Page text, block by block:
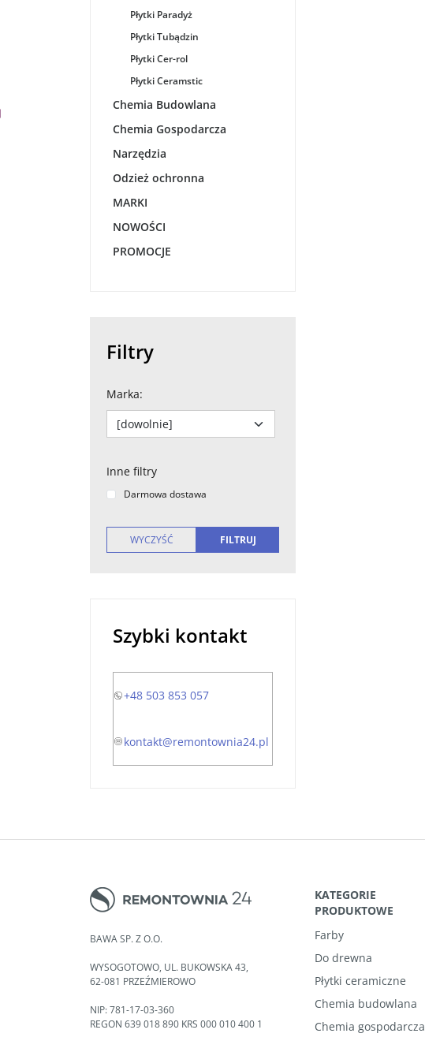
Płytki Paradyż
Płytki Tubądzin
Płytki Cer-rol
Płytki Ceramstic
Chemia Budowlana
Chemia Gospodarcza
Narzędzia
Odzież ochronna
MARKI
NOWOŚCI
PROMOCJE
Filtry
Marka:
Inne filtry
Darmowa dostawa
Szybki kontakt
+48 503 853 057
kontakt@remontownia24.pl
BAWA SP. Z O.O.
WYSOGOTOWO, UL. BUKOWSKA 43,
62-081 PRZEŹMIEROWO
NIP: 781-17-03-360
REGON 639 018 890 KRS 000 010 400 1
KATEGORIE
PRODUKTOWE
Farby
Do drewna
Płytki ceramiczne
Chemia budowlana
Chemia gospodarcza